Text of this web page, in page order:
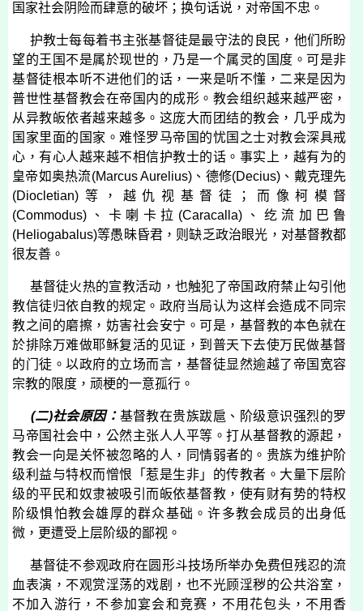
国家社会阴险而肆意的破坏；换句话说，对帝国不忠。
护教士每每着书主张基督徒是最守法的良民，他们所盼
望的王国不是属於现世的，乃是一个属灵的国度。可是非
基督徒根本听不进他们的话，一来是听不懂，二来是因为
普世性基督教会在帝国内的成形。教会组织越来越严密，
从异教皈依者越来越多。这庞大而团结的教会，几乎成为
国家里面的国家。难怪罗马帝国的忧国之士对教会深具戒
心，有心人越来越不相信护教士的话。事实上，越有为的
皇帝如奥热流(Marcus Aurelius)、德修(Decius) 、戴克理先
(Diocletian) 等，越仇视基督徒；而像柯模督
(Commodus) 、卡喇卡拉 (Caracalla)、纥流加巴鲁
(Heliogabalus)等愚昧昏君，则缺乏政治眼光，对基督教都
很友善。
基督徒火热的宣教活动，也触犯了帝国政府禁止勾引他
教信徒归依自教的规定。政府当局认为这样会造成不同宗
教之间的磨擦，妨害社会安宁。可是，基督教的本色就在
於排除万难做耶稣复活的见证，到普天下去使万民做基督
的门徒。以政府的立场而言，基督徒显然逾越了帝国宽容
宗教的限度，顽梗的一意孤行。
(二)社会原因： 基督教在贵族跋扈、阶级意识强烈的罗
马帝国社会中，公然主张人人平等。打从基督教的源起，
教会一向是关怀被忽略的人，同情弱者的。贵族为维护阶
级利益与特权而憎恨「惹是生非」的传教者。大量下层阶
级的平民和奴隶被吸引而皈依基督教，使有财有势的特权
阶级惧怕教会雄厚的群众基础。许多教会成员的出身低
微，更遭受上层阶级的鄙视。
基督徒不参观政府在圆形斗技场所举办免费但残忍的流
血表演，不观赏淫荡的戏剧，也不光顾淫秽的公共浴室，
不加入游行，不参加宴会和竞赛，不用花包头，不用香